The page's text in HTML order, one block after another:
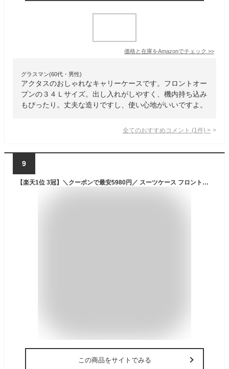
価格と在庫をAmazonでチェック >>
グラスマン(60代・男性)
アクタスのおしゃれなキャリーケースです。フロントオー
プンの３４Ｌサイズ。出し入れがしやすく、機内持ち込み
もぴったり。丈夫な造りですし、使い心地がいいですよ。
全てのおすすめコメント (1 件) >
9
【楽天1位 3冠】＼クーポンで最安5980円／ スーツケース フロントオープン 機内持ち込み 一体型 大容量 S Mサイズ ワンタッチ前開き TSAロック機能 USBポート耐衝撃 キャリーケース キャリーバッグ カップホルダー 隠しフック 充電 軽量 静音 おしゃれ GURAMU
この商品をサイトでみる